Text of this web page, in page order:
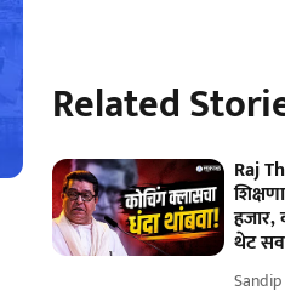
Related
Raj
हजार,
थेट